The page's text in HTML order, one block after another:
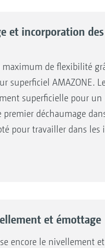
et incorporation
de flexibilité
superficiel AMAZONE.
superficielle pour un
déchaumage
pour travailler dans
et incorporés
et émottage
encore le nivellement et